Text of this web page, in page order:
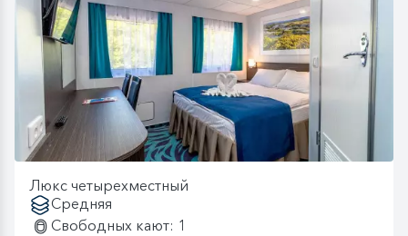
Люкс четырехместный
Средняя
Свободных кают: 1